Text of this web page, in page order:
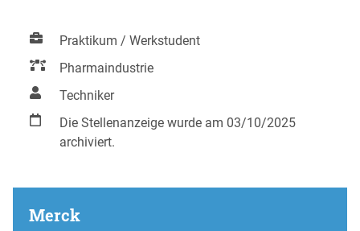
Praktikum / Werkstudent
Pharmaindustrie
Techniker
Die Stellenanzeige wurde am 03/10/2025
archiviert.
Merck